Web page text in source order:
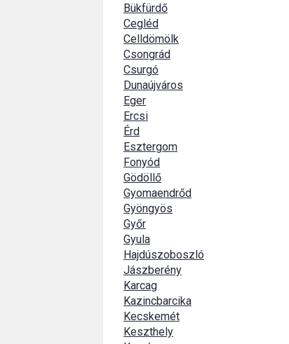
Bükfürdő
Cegléd
Celldömölk
Csongrád
Csurgó
Dunaújváros
Eger
Ercsi
Érd
Esztergom
Fonyód
Gödöllő
Gyomaendrőd
Gyöngyös
Győr
Gyula
Hajdúszoboszló
Jászberény
Karcag
Kazincbarcika
Kecskemét
Keszthely